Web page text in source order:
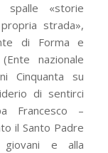
spalle «storie
strada»,
di Forma e
nazionale
Cinquanta su
di sentirci
Francesco –
il Santo Padre
e alla